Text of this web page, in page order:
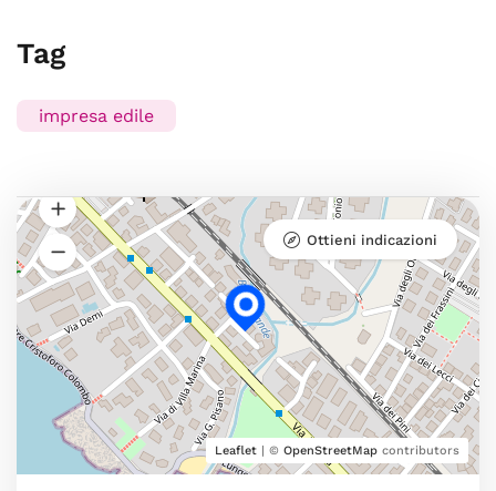
Tag
impresa edile
Leaflet | © OpenStreetMap contributors
Ottieni indicazioni